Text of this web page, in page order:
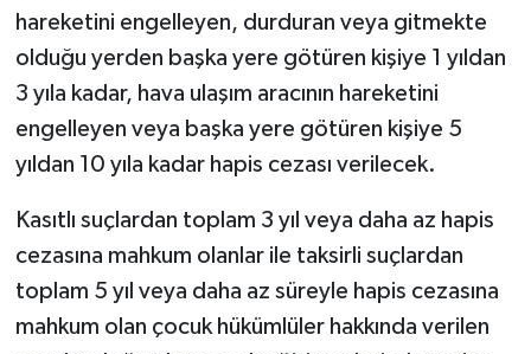
hareketini engelleyen, durduran veya gitmekte
olduğu yerden başka yere götüren kişiye 1 yıldan
3 yıla kadar, hava ulaşım aracının hareketini
engelleyen veya başka yere götüren kişiye 5
yıldan 10 yıla kadar hapis cezası verilecek.
Kasıtlı suçlardan toplam 3 yıl veya daha az hapis
cezasına mahkum olanlar ile taksirli suçlardan
toplam 5 yıl veya daha az süreyle hapis cezasına
mahkum olan çocuk hükümlüler hakkında verilen